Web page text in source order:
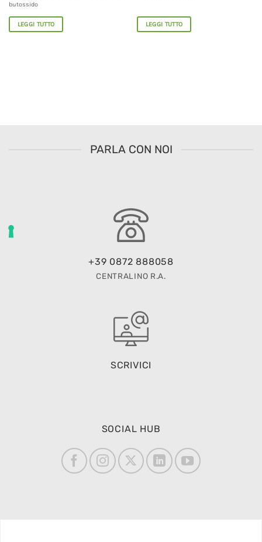
butossido
LEGGI TUTTO LEGGI TUTTO
PARLA CON NOI
+39 0872 888058
CENTRALINO R.A.
SCRIVICI
SOCIAL HUB